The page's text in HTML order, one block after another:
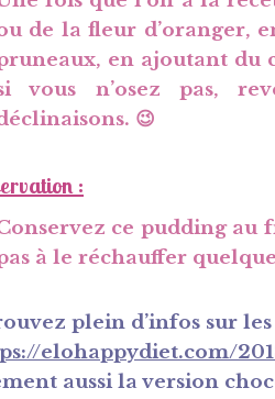
de la fleur d’oranger,
en ajoutant du
vous n’osez pas,
😉
:
ce pudding au
à le réchauffer
plein d’infos sur
elohappydiet.com/
aussi la version